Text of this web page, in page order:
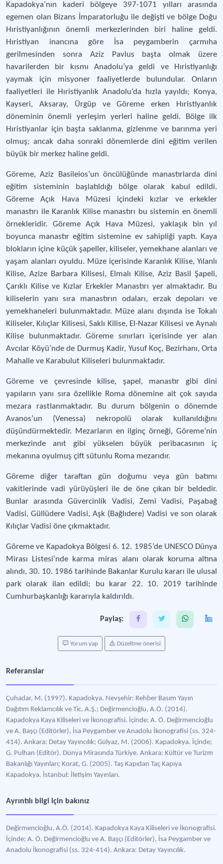
Kapadokya’nın kaderi bölgeye 397-1071 yılları arasında
egemen olan Bizans İmparatorluğu ile değişti ve bölge Doğu
Hıristiyanlığının önemli merkezlerinden biri haline geldi.
Hıristiyan inancına göre İsa peygamberin çarmıha
gerilmesinden sonra Aziz Pavlus başta olmak üzere
havarilerden bir kısmı Anadolu’ya geldi ve Hıristiyanlığı
yaymak için misyoner faaliyetlerde bulundular. Onların
faaliyetleri ile Hıristiyanlık Anadolu’da hızla yayıldı; Konya,
Kayseri, Aksaray, Ürgüp ve Göreme erken Hıristiyanlık
döneminin önemli yerleşim yerleri haline geldi. Bölge ilk
Hıristiyanlar için başta saklanma, gizlenme ve barınma yeri
olmuş; ancak daha sonraki dönemlerde dini eğitim verilen
büyük bir merkez haline geldi.
Göreme, Aziz Basileios’un öncülüğünde manastırlarda dini
eğitim sisteminin başlatıldığı bölge olarak kabul edildi.
Göreme Açık Hava Müzesi içindeki kızlar ve erkekler
manastırı ile Karanlık Kilise manastırı bu sistemin en önemli
örnekleridir. Göreme Açık Hava Müzesi, yaklaşık bin yıl
boyunca manastır eğitim sistemine ev sahipliği yaptı. Kaya
blokların içine küçük şapeller, kiliseler, yemekhane alanları ve
yaşam alanları oyuldu. Müze içerisinde Karanlık Kilise, Yılanlı
Kilise, Azize Barbara Kilisesi, Elmalı Kilise, Aziz Basil Şapeli,
Çarıklı Kilise ve Kızlar Erkekler Manastırı yer almaktadır. Bu
kiliselerin yanı sıra manastırın odaları, erzak depoları ve
yemekhaneleri bulunmaktadır. Müze alanı dışında ise Tokalı
Kiliseler, Kılıçlar Kilisesi, Saklı Kilise, El-Nazar Kilisesi ve Aynalı
Kilise bulunmaktadır. Göreme sınırları içerisinde yer alan
Avcılar Köyü’nde de Durmuş Kadir, Yusuf Koç, Bezirhanı, Orta
Mahalle ve Karabulut Kiliseleri bulunmaktadır.
Göreme ve çevresinde kilise, şapel, manastır gibi dini
yapıların yanı sıra özellikle Roma dönemine ait çok sayıda
mezara rastlanmaktadır. Bu durum bölgenin o dönemde
Avanos’un (Venessa) nekropolü olarak kullanıldığını
düşündürmektedir. Mezarların en ilginç örneği, Göreme’nin
merkezinde anıt gibi yükselen büyük peribacasının iç
mekanına oyulmuş çift sütunlu Roma mezarıdır.
Göreme diğer taraftan gün doğumu veya gün batımı
vakitlerinde vadi yürüyüşleri ile de öne çıkan bir beldedir.
Bunlar arasında Güvercinlik Vadisi, Zemi Vadisi, Paşabağ
Vadisi, Güllüdere Vadisi, Aşk (Bağlıdere) Vadisi ve son olarak
Kılıçlar Vadisi öne çıkmaktadır.
Göreme ve Kapadokya Bölgesi 6. 12. 1985’de UNESCO Dünya
Mirası Listesi’nde karma miras alanı olarak koruma altına
alındı, 30. 10. 1986 tarihinde Bakanlar Kurulu kararı ile ulusal
park olarak ilan edildi; bu karar 22. 10. 2019 tarihinde
Cumhurbaşkanlığı kararıyla kaldırıldı.
Paylaş:
Yorum yap Düzeltme önerisi
Referanslar
Çuhadar, M. (1997). Kapadokya. Nevşehir: Rehber Basım Yayın
Dağıtım Reklamcılık ve Tic. A.Ş.; Değirmencioğlu, A.Ö. (2014).
Kapadokya Kaya Kiliseleri ve İkonografisi. İçinde; A. Ö. Değirmencioğlu
ve A. Başçı (Editörler), İsa Peygamber ve Anadolu İkonografisi (ss. 324-
414). Ankara: Detay Yayıncılık; Gülyaz, M. (2006). Kapadokya. İçinde;
G. Pulhan (Editör). Dünya Mirasında Türkiye. Ankara: Kültür ve Turizm
Bakanlığı Yayınları; Korat, G. (2005). Taş Kapıdan Taç Kapıya
Kapadokya. İstanbul: İletişim Yayınları.
Ayrıntılı bilgi için bakınız
Değirmencioğlu, A.Ö. (2014). Kapadokya Kaya Kiliseleri ve İkonografisi.
İçinde; A. Ö. Değirmencioğlu ve A. Başçı (Editörler), İsa Peygamber ve
Anadolu İkonografisi (ss. 324-414). Ankara: Detay Yayıncılık.